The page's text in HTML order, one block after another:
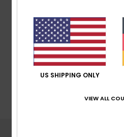
Hergestellt mit
Fasern.* *Die
Gewicht des recycelten
zum Gesamtgewicht
US SHIPPING ONLY
VIEW ALL